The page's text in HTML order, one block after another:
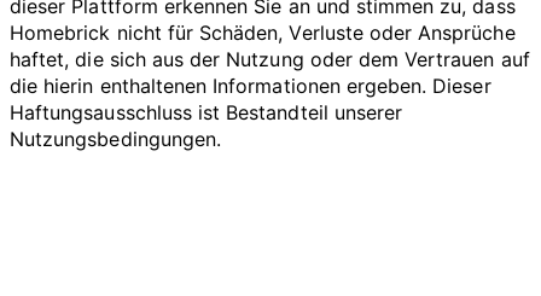
dieser Plattform erkennen Sie an und stimmen zu, dass
Homebrick nicht für Schäden, Verluste oder Ansprüche
haftet, die sich aus der Nutzung oder dem Vertrauen auf
die hierin enthaltenen Informationen ergeben. Dieser
Haftungsausschluss ist Bestandteil unserer
Nutzungsbedingungen.